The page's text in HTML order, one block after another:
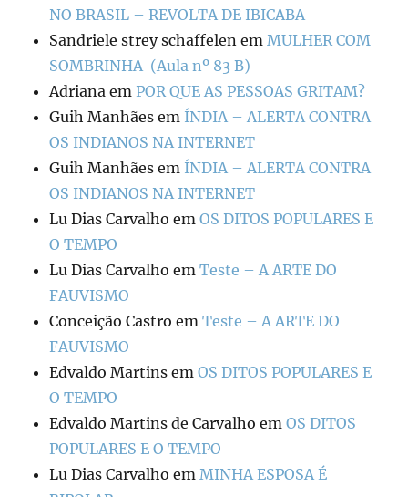
NO BRASIL – REVOLTA DE IBICABA
Sandriele strey schaffelen emMULHER COM
SOMBRINHA (Aula nº 83 B)
Adriana emPOR QUE AS PESSOAS GRITAM?
Guih Manhães em ÍNDIA – ALERTA CONTRA
OS INDIANOS NA INTERNET
Guih Manhães em ÍNDIA – ALERTA CONTRA
OS INDIANOS NA INTERNET
Lu Dias Carvalho emOS DITOS POPULARES E
O TEMPO
Lu Dias Carvalho emTeste – A ARTE DO
FAUVISMO
Conceição Castro emTeste – A ARTE DO
FAUVISMO
Edvaldo Martins emOS DITOS POPULARES E
O TEMPO
Edvaldo Martins de Carvalho emOS DITOS
POPULARES E O TEMPO
Lu Dias Carvalho emMINHA ESPOSA É